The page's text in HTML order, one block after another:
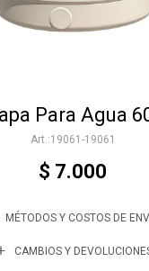
Para Agua
19061-19061
$ 7.000
MÉTODOS Y COSTOS DE
CAMBIOS Y